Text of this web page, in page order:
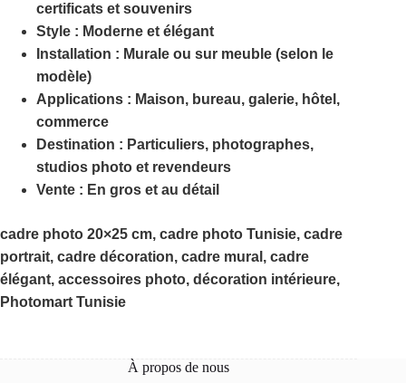
certificats et souvenirs
Style : Moderne et élégant
Installation : Murale ou sur meuble (selon le
modèle)
Applications : Maison, bureau, galerie, hôtel,
commerce
Destination : Particuliers, photographes,
studios photo et revendeurs
Vente : En gros et au détail
cadre photo 20×25 cm, cadre photo Tunisie, cadre
portrait, cadre décoration, cadre mural, cadre
élégant, accessoires photo, décoration intérieure,
Photomart Tunisie
À propos de nous